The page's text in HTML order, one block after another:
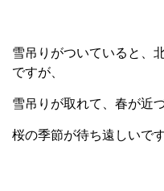
雪吊りがついていると、
ですが、
雪吊りが取れて、春が近
桜の季節が待ち遠しいです